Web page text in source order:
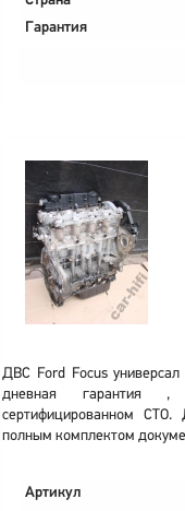
Гарантия
ДВС Ford Focus
дневная гарантия ,
сертифицированном
полным комплектом
Артикул